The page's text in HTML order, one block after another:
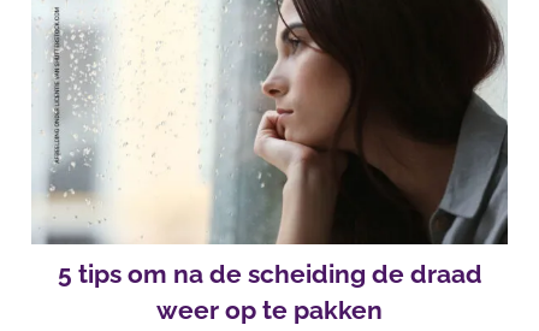
5 tips om na de scheiding de draad
weer op te pakken